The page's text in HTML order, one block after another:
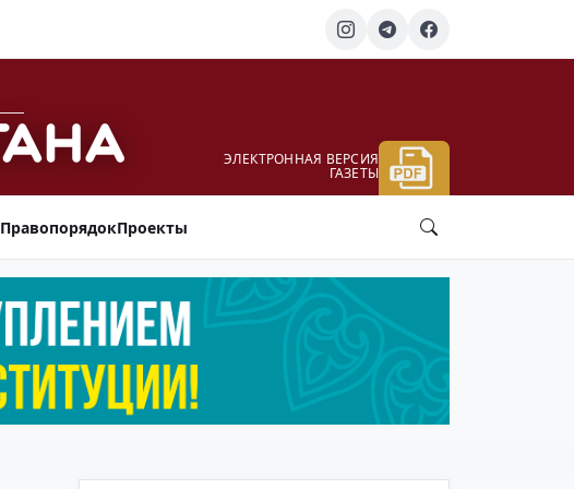
ЭЛЕКТРОННАЯ ВЕРСИЯ
ГАЗЕТЫ
ПравопорядокПроекты